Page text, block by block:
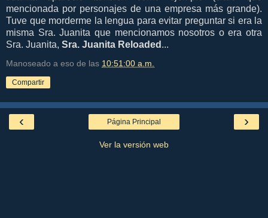
mencionada por personajes de una empresa más grande).
Tuve que morderme la lengua para evitar preguntar si era la
misma Sra. Juanita que mencionamos nosotros o era otra
Sra. Juanita, Sra. Juanita Reloaded ...
Manoseado a eso de las 10:51:00 a.m.
Compartir
‹ ›
Página Principal
Ver la versión web